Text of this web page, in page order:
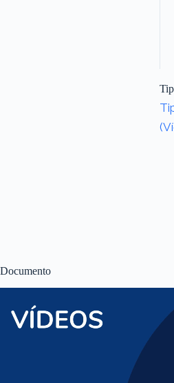
Documento